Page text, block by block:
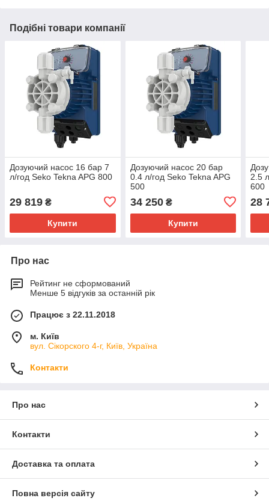
Подібні товари компанії
Дозуючий насос 16 бар 7
л/год Seko Tekna APG 800
29 819 ₴
Купити
Дозуючий насос 20 бар
0.4 л/год Seko Tekna APG
500
34 250₴
Купити
2.5
600
28
Про нас
Рейтинг не сформований
Менше 5 відгуків за останній рік
Працює з 22.11.2018
м. Київ
вул. Сікорского 4-г, Київ, Україна
Контакти
Про нас
Контакти
Доставка та оплата
Повна версія сайту